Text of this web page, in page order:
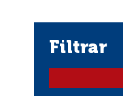
filtrar